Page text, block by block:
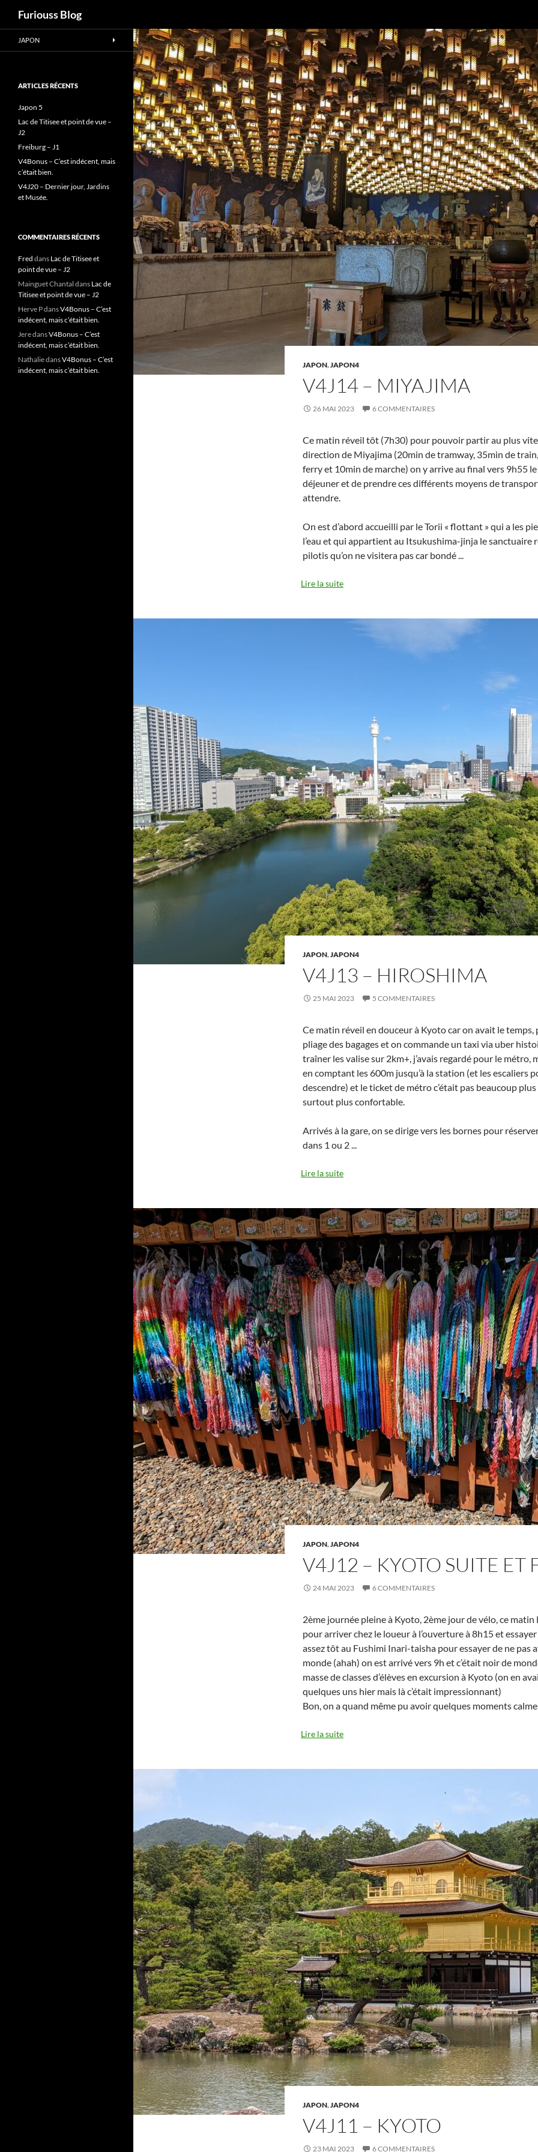
au
Furiouss Blog
JAPON,JAPON4
V4J14 – MIYAJIMA
26 MAI 2023 6 COMMENTAIRES
Ce matin réveil tôt (7h30) pour pouvoir partir au plus
direction de Miyajima (20min de tramway, 35min de
ferry et 10min de marche) on y arrive au final vers 9h55
déjeuner et de prendre ces différents moyens de
attendre.
On est d’abord accueilli par le Torii « flottant » qui a les
l’eau et qui appartient au Itsukushima-jinja le sanctuaire
pilotis qu’on ne visitera pas car bondé...
Lire la suite
JAPON,JAPON4
V4J13 – HIROSHIMA
25 MAI 2023 5 COMMENTAIRES
Ce matin réveil en douceur à Kyoto car on avait le temps,
pliage des bagages et on commande un taxi via uber
traîner les valise sur 2km+, j’avais regardé pour le métro,
en comptant les 600m jusqu’à la station (et les escaliers
descendre) et le ticket de métro c’était pas beaucoup
surtout plus confortable.
Arrivés à la gare, on se dirige vers les bornes pour
dans 1 ou 2...
Lire la suite
JAPON,JAPON4
V4J12 – KYOTO SUITE ET
24 MAI 2023 6 COMMENTAIRES
2ème journée pleine à Kyoto, 2ème jour de vélo, ce matin
pour arriver chez le loueur à l’ouverture à 8h15 et essayer
assez tôt au Fushimi Inari-taisha pour essayer de ne pas
monde (ahah) on est arrivé vers 9h et c’était noir de
masse de classes d’élèves en excursion à Kyoto (on en
quelques uns hier mais là c’était impressionnant)
Bon, on a quand même pu avoir quelques moments
Lire la suite
JAPON,JAPON4
V4J11 – KYOTO
23 MAI 2023 6 COMMENTAIRES
JAPON
ARTICLES RÉCENTS
Japon 5
Lac de Titisee et point de vue –
J2
Freiburg – J1
V4Bonus – C’est indécent, mais
c’était bien.
V4J20 – Dernier jour, Jardins
et Musée.
COMMENTAIRES RÉCENTS
Fred dans Lac de Titisee et
point de vue – J2
Mainguet Chantal dans Lac de
Titisee et point de vue – J2
Herve PdansV4Bonus – C’est
indécent, mais c’était bien.
JeredansV4Bonus – C’est
indécent, mais c’était bien.
NathaliedansV4Bonus – C’est
indécent, mais c’était bien.